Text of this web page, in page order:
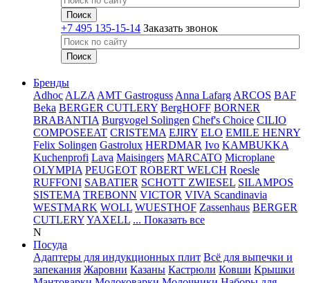
+7 495 135-15-14 Заказать звонок
Бренды
Adhoc ALZA AMT Gastroguss Anna Lafarg ARCOS BAF
Beka BERGER CUTLERY BergHOFF BORNER
BRABANTIA Burgvogel Solingen Chef's Choice CILIO
COMPOSEEAT CRISTEMA EJIRY ELO EMILE HENRY
Felix Solingen Gastrolux HERDMAR Ivo KAMBUKKA
Kuchenprofi Lava Maisingers MARCATO Microplane
OLYMPIA PEUGEOT ROBERT WELCH Roesle
RUFFONI SABATIER SCHOTT ZWIESEL SILAMPOS
SISTEMA TREBONN VICTOR VIVA Scandinavia
WESTMARK WOLL WUESTHOF Zassenhaus BERGER
CUTLERYYAXELL ... Показать все
N
Посуда
Адаптеры для индукционных плит Всё для выпечки и
запекания Жаровни Казаны Кастрюли Ковши Крышки